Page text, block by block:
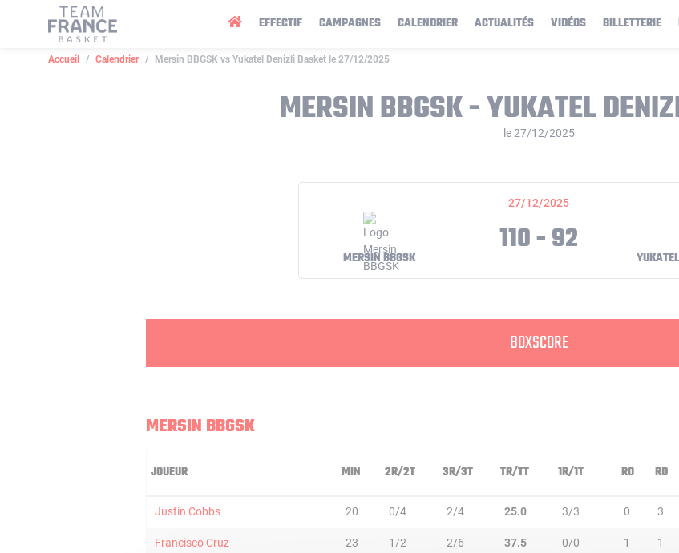
EFFECTIF CAMPAGNES CALENDRIER ACTUALITÉS VIDÉOS BILLETTERIE
Accueil Calendrier Mersin BBGSK vs Yukatel Denizli Basket le 27/12/2025
MERSIN BBGSK - YUKATEL
le 27/12/2025
27/12/2025
MERSIN BBGSK 110 - 92
BOXSCORE
MERSIN BBGSK
JOUEUR MIN 2R/2T 3R/3T TR/TT 1R/1T RO RD
Justin Cobbs 20 0/4 2/4 25.0 3/3 0 3
Francisco Cruz 23 1/2 2/6 37.5 0/0 1 1
Panneau de gestion des cookies